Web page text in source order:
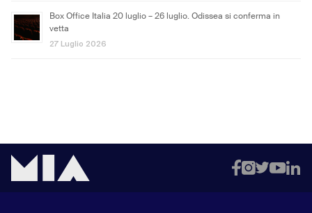
Box Office Italia 20 luglio – 26 luglio. Odissea si conferma in
vetta
27 Luglio 2026